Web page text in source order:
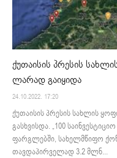
ქუთაისის პრესის
ლარად გაიყიდა
24.10.2022. 17:20
ქუთაისის პრესის სახლის
გასხვისდა. „100
ფარგლებში, სახელმწიფო
თავდაპირველად 3.2 მლნ...